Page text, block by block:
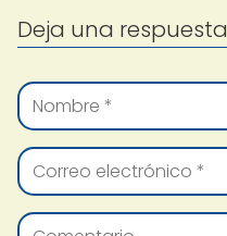
Deja una respuesta